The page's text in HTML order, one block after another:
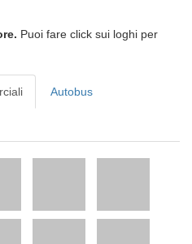
Puoi fare click sui loghi per
Autobus